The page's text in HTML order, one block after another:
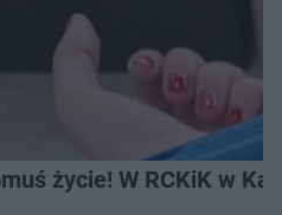
życie! W RCKiK w